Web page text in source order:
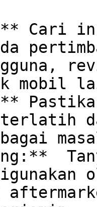
Cari
mobil